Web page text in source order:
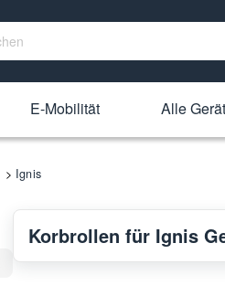
E-Mobilität Alle
Ignis
Korbrollen für Ignis